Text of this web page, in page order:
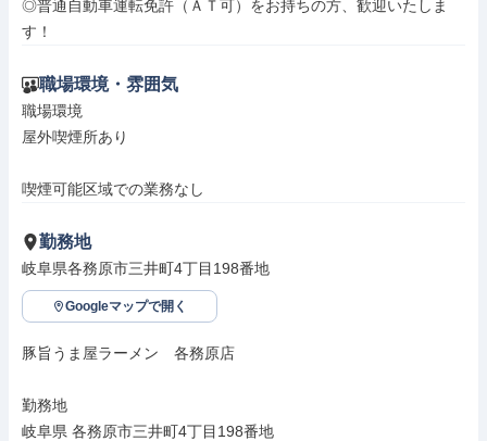
◎普通自動車運転免許（ＡＴ可）をお持ちの方、歓迎いたしま
す！
職場環境・雰囲気
職場環境
屋外喫煙所あり
喫煙可能区域での業務なし
勤務地
岐阜県各務原市三井町4丁目198番地
Googleマップで開く
豚旨うま屋ラーメン　各務原店
勤務地
岐阜県 各務原市三井町4丁目198番地